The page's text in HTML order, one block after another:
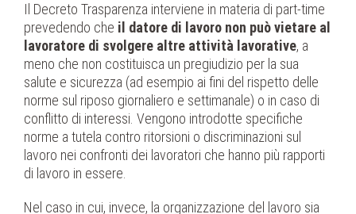
Il Decreto Trasparenza interviene in materia di part-time
prevedendo che il datore di lavoro non può vietare al
lavoratore di svolgere altre attività lavorative, a
meno che non costituisca un pregiudizio per la sua
salute e sicurezza (ad esempio ai fini del rispetto delle
norme sul riposo giornaliero e settimanale) o in caso di
conflitto di interessi. Vengono introdotte specifiche
norme a tutela contro ritorsioni o discriminazioni sul
lavoro nei confronti dei lavoratori che hanno più rapporti
di lavoro in essere.
Nel caso in cui, invece, la organizzazione del lavoro sia